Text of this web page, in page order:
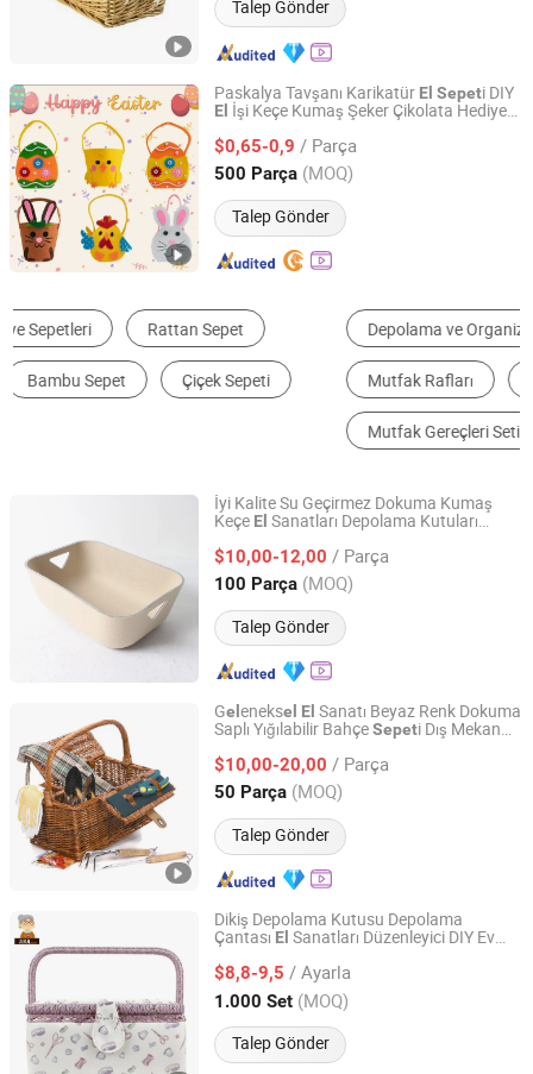
Talep Gönder
Paskalya Tavşanı Karikatür El Sepeti DIY
El İşi Keçe Kumaş Şeker Çikolata Hediye
$0,65-0,9 / Parça
500 Parça (MOQ)
Talep Gönder
Hebei Walutz Import and Export Trading Co., Ltd
Hebei, China Fiyat 2023
Depolama ve Organizasyon Alışveriş Sepeti ve Arabası
Mutfak Rafları Çamaşır Sepeti
Ev Tipi Plastik Kaplar
İyi Kalite Su Geçirmez Dokuma Kumaş
Keçe El Sanatları Depolama Kutuları
Olarak
$10,00-12,00 / Parça
100 Parça (MOQ)
Talep Gönder
Jiangmen Pengjiang Kedong Electric Technology Co., Ltd.
Guangdong, China Fiyat 2021
Gel eneksel El Sanatı Beyaz Renk Dokuma
Saplı Yığılabilir BahçeSepeti Dış Mekan
$10,00-20,00 / Parça
50 Parça (MOQ)
Talep Gönder
Linyi Hengyibo Arts and Crafts Co., Ltd.
Shandong, China Fiyat 2025
Dikiş Depolama Kutusu Depolama
Çantası El Sanatları Düzenleyici DIY Ev
$8,8-9,5 / Ayarla
1.000 Set (MOQ)
Talep Gönder
Ningbo Yuena Import & Export Co., Ltd.
Zhejiang, China Fiyat 2018